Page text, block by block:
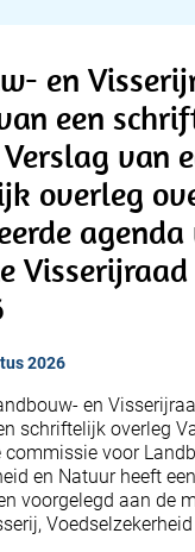
en
een
van
overleg
Visserijraad
2026
en
schriftelijk overleg
commissie voor
en Natuur heeft
voorgelegd aan de